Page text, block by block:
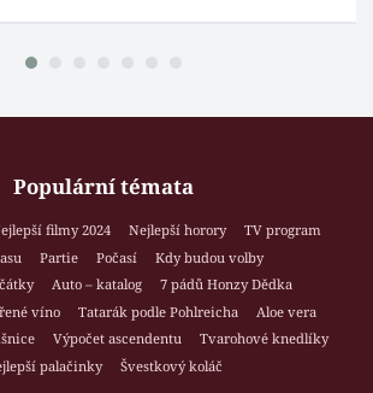
Populární témata
filmy 2024 Nejlepší horory
TV program
Partie Počasí
Kdy budou volby
Auto – katalog
7 pádů Honzy Dědka
víno Tatarák podle Pohlreicha
Aloe vera
Výpočet ascendentu
Tvarohové knedlíky
palačinky
Švestkový koláč